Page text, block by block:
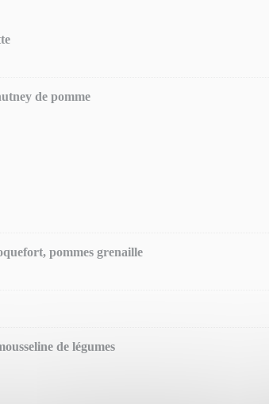
de pomme
pommes grenaille
de légumes